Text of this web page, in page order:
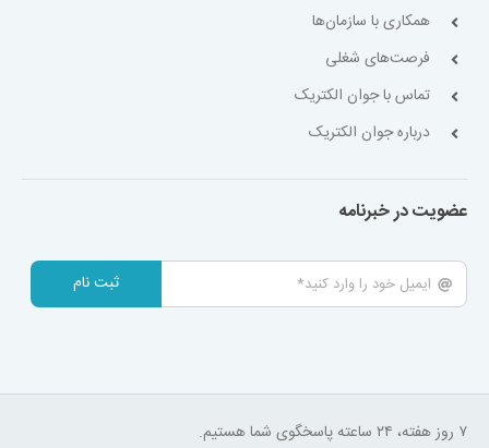
همکاری با سازمان‌ها
فرصت‌های شغلی
تماس با جوان الکتریک
درباره جوان الکتریک
عضویت در خبرنامه
ثبت نام
۷ روز هفته، ۲۴ ساعته پاسخگوی شما هستیم.